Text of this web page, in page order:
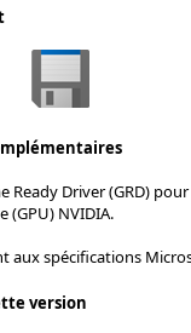
Ready Driver (GRD)
(GPU) NVIDIA.
aux spécifications
version